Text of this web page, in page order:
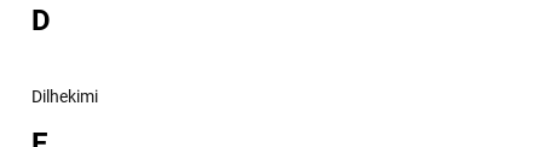
D
Dilhekimi